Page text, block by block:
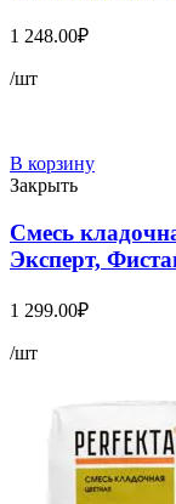
1 248.00₽
/шт
В корзину
Закрыть
Смесь
Эксперт,
1 299.00₽
/шт